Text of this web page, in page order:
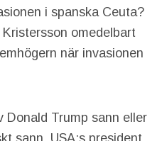
i spanska Ceuta?
omedelbart
när invasionen
Donald Trump sann eller